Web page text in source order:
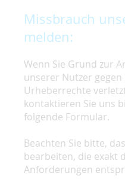
Missbrauch
melden:
Wenn Sie Grund zur
unserer Nutzer
Urheberrechte
kontaktieren Sie uns
folgende Formular.
Beachten Sie bitte,
bearbeiten, die exakt
Anforderungen